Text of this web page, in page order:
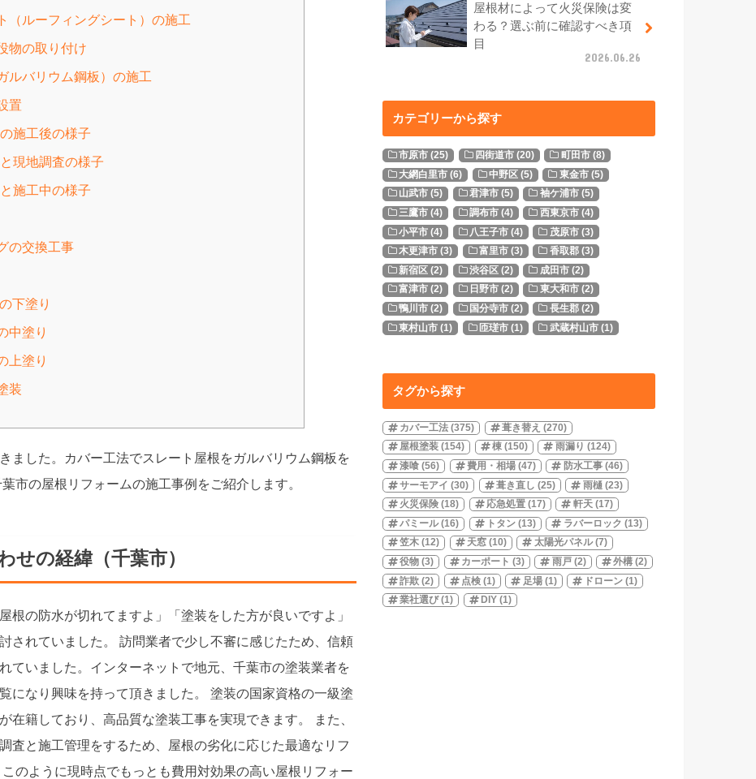
（ルーフィングシート）の施工
物の取り付け
ルバリウム鋼板）の施工
置
施工後の様子
現地調査の様子
施工中の様子
の交換工事
下塗り
中塗り
上塗り
装
ました。カバー工法でスレート屋根をガルバリウム鋼板を
市の屋根リフォームの施工事例をご紹介します。
せの経緯（千葉市）
根の防水が切れてますよ」「塗装をした方が良いですよ」
されていました。 訪問業者で少し不審に感じたため、信頼
ていました。インターネットで地元、千葉市の塗装業者を
になり興味を持って頂きました。 塗装の国家資格の一級塗
在籍しており、高品質な塗装工事を実現できます。 また、
査と施工管理をするため、屋根の劣化に応じた最適なリフ
のように現時点でもっとも費用対効果の高い屋根リフォー
屋根材によって火災保険は変
わる？選ぶ前に確認すべき項
目
2026.06.26
カテゴリーから探す
市原市 (25) 四街道市(20) 町田市(8)
大網白里市 (6) 中野区(5) 東金市(5)
山武市 (5) 君津市(5) 袖ケ浦市(5)
三鷹市 (4) 調布市(4) 西東京市(4)
小平市 (4) 八王子市(4) 茂原市(3)
木更津市 (3) 富里市(3) 香取郡(3)
新宿区 (2) 渋谷区(2) 成田市(2)
富津市 (2) 日野市(2) 東大和市(2)
鴨川市 (2) 国分寺市(2) 長生郡(2)
東村山市 (1) 匝瑳市(1) 武蔵村山市(1)
タグから探す
カバー工法 (375) 葺き替え (270)
屋根塗装 (154) 棟(150) 雨漏り (124)
漆喰 (56) 費用・相場(47) 防水工事(46)
サーモアイ (30) 葺き直し (25) 雨樋(23)
火災保険 (18) 応急処置(17) 軒天(17)
パミール(16) トタン(13) ラバーロック (13)
笠木 (12) 天窓(10) 太陽光パネル(7)
役物 (3) カーポート (3) 雨戸(2) 外構 (2)
詐欺 (2) 点検(1) 足場(1) ドローン (1)
業社選び(1) DIY(1)